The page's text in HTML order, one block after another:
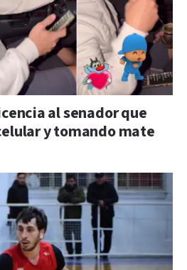
al senador que
y tomando mate